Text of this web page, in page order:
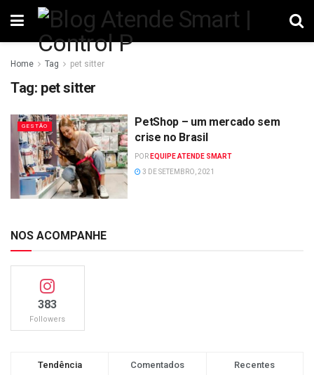
Home Tag pet sitter
Tag: pet sitter
GESTÃO
PetShop – um mercado sem
crise no Brasil
POR EQUIPE ATENDE SMART
3 DE SETEMBRO, 2021
NOS ACOMPANHE
383
Followers
Tendência Comentados Recentes